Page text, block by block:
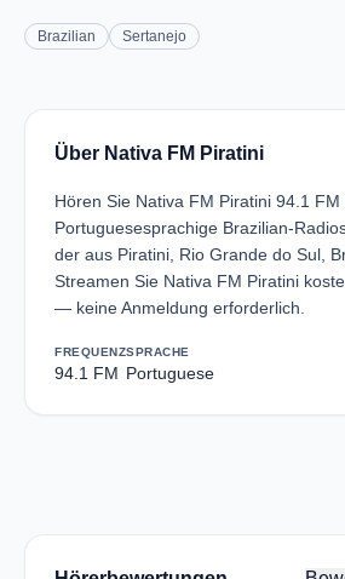
Brazilian Sertanejo
Über Nativa FM Piratini
Hören Sie Nativa FM Piratini 94.1
Portuguesesprachige Brazilian-
der aus Piratini, Rio Grande do Sul,
Streamen Sie Nativa FM Piratini
— keine Anmeldung erforderlich.
FREQUENZ
94.1 FM
SPRACHE
Portuguese